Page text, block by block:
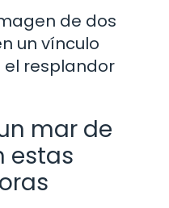
de dos
un vínculo
resplandor
mar de
estas